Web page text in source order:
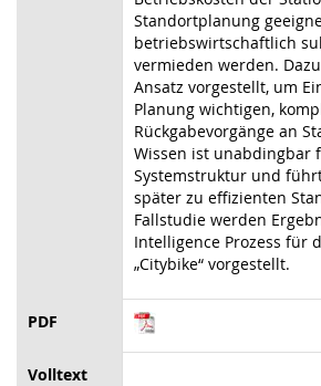
Standortplanung
betriebswirtschaftlich
vermieden werden.
Ansatz vorgestellt, um
Planung wichtigen,
Rückgabevorgänge an
Wissen ist unabdingbar
Systemstruktur und
später zu effizienten
Fallstudie werden
Intelligence Prozess für
„Citybike“ vorgestellt.
PDF
Volltext